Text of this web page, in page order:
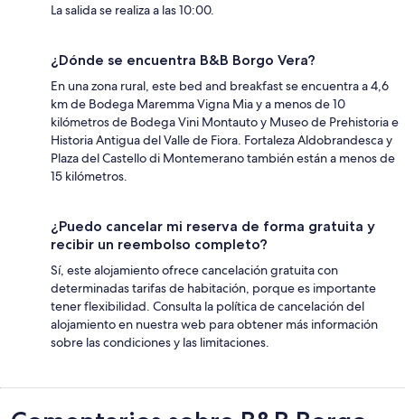
La salida se realiza a las 10:00.
¿Dónde se encuentra B&B Borgo Vera?
En una zona rural, este bed and breakfast se encuentra a 4,6
km de Bodega Maremma Vigna Mia y a menos de 10
kilómetros de Bodega Vini Montauto y Museo de Prehistoria e
Historia Antigua del Valle de Fiora. Fortaleza Aldobrandesca y
Plaza del Castello di Montemerano también están a menos de
15 kilómetros.
¿Puedo cancelar mi reserva de forma gratuita y
recibir un reembolso completo?
Sí, este alojamiento ofrece cancelación gratuita con
determinadas tarifas de habitación, porque es importante
tener flexibilidad. Consulta la política de cancelación del
alojamiento en nuestra web para obtener más información
sobre las condiciones y las limitaciones.